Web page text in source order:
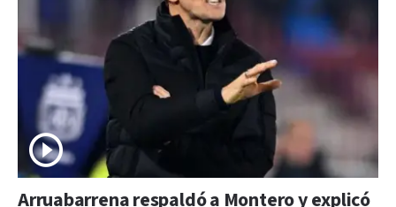
Arruabarrena respaldó a Montero y explicó